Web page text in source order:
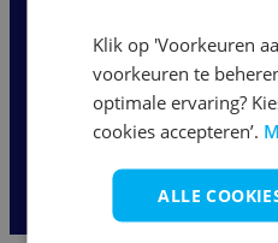
Bekijk vacature
1 2 3
Klik op 'Voorkeuren
voorkeuren te
optimale ervaring?
cookies accepteren’.
ALLE